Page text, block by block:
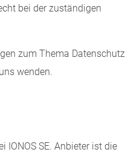
bei der zuständigen
zum Thema Datenschutz
wenden.
IONOS SE. Anbieter ist die